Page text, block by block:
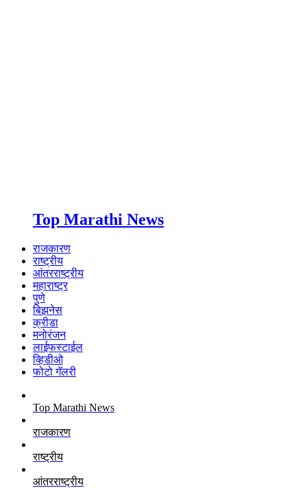
Top Marathi News
राजकारण
राष्ट्रीय
आंतरराष्ट्रीय
महाराष्ट्र
पुणे
बिझनेस
क्रीडा
मनोरंजन
लाईफस्टाईल
व्हिडीओ
फोटो गॅलरी
Top Marathi News
राजकारण
राष्ट्रीय
आंतरराष्ट्रीय